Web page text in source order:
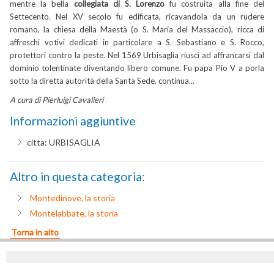
mentre la bella collegiata di S. Lorenzo fu costruita alla fine del
Settecento. Nel XV secolo fu edificata, ricavandola da un rudere
romano, la chiesa della Maestà (o S. Maria del Massaccio), ricca di
affreschi votivi dedicati in particolare a S. Sebastiano e S. Rocco,
protettori contro la peste. Nel 1569 Urbisaglia riuscì ad affrancarsi dal
dominio tolentinate diventando libero comune. Fu papa Pio V a porla
sotto la diretta autorità della Santa Sede. continua...
A cura di Pierluigi Cavalieri
Informazioni aggiuntive
citta: URBISAGLIA
Altro in questa categoria:
Montedinove, la storia
Montelabbate, la storia
Torna in alto